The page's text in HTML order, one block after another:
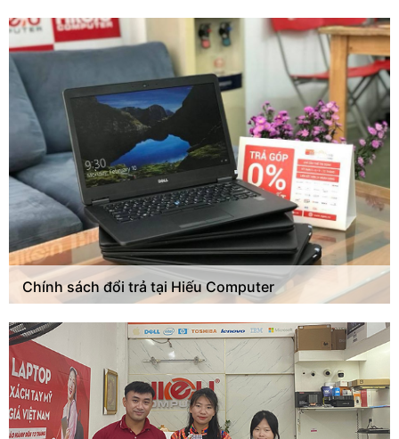
Chính sách đổi trả tại Hiếu Computer